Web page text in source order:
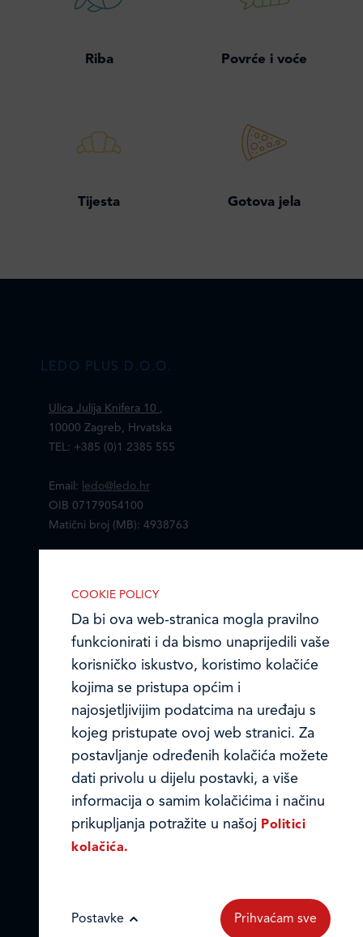
Riba Povrće i voće
Tijesta Gotova jela
LEDO PLUS D.O.O.
Ulica Julija Knifera 10 ,
10000 Zagreb, Hrvatska
TEL: +385 (0)1 2385 555
Email:
ledo@ledo.hr
OIB 07179054100
Matični broj (MB): 4938763
Ledo u inozemstvu
Online formular
Obavijest o Privatnosti i Kolačići
Privacy notice and Cookies
© LEDO plus d.o.o. 2026.
COOKIE POLICY
Da bi ova web-stranica mogla pravilno
funkcionirati i da bismo unaprijedili vaše
korisničko iskustvo, koristimo kolačiće
kojima se pristupa općim i
najosjetljivijim podatcima na uređaju s
kojeg pristupate ovoj web stranici. Za
postavljanje određenih kolačića možete
dati privolu u dijelu postavki, a više
informacija o samim kolačićima i načinu
prikupljanja potražite u našoj Politici
kolačića.
IZABERITE KOLAČIĆE NA STRANICI
Omogućite ili onemogućite web-
stranici upotrebu funkcionalnih i/ili
reklamnih kolačića opisanih u nastavku:
Nužni (tehnički) kolačići
funkcionalnosti. Bez ovih kolačića, web-
stranica ne može pravilno funkcionirati,
Postavke Prihvaćam sve